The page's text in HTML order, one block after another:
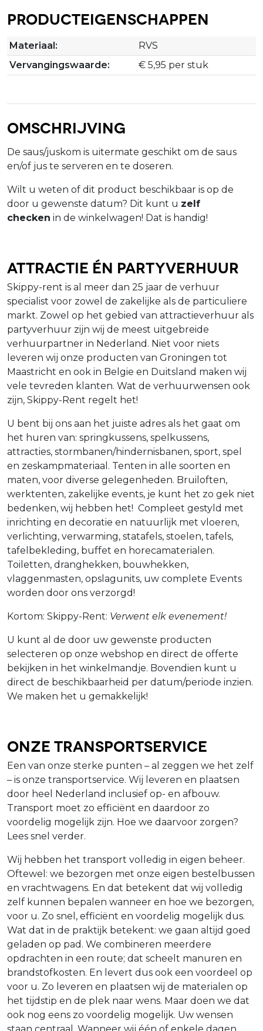
Producteigenschappen
Materiaal:
RVS
Vervangingswaarde:
€ 5,95 per stuk
Omschrijving
De saus/juskom is uitermate geschikt om de saus
en/of jus te serveren en te doseren.
Wilt u weten of dit product beschikbaar is op de
door u gewenste datum? Dit kunt u zelf
checken in de winkelwagen! Dat is handig!
Attractie én Partyverhuur
Skippy-rent is al meer dan 25 jaar de verhuur
specialist voor zowel de zakelijke als de particuliere
markt. Zowel op het gebied van attractieverhuur als
partyverhuur zijn wij de meest uitgebreide
verhuurpartner in Nederland. Niet voor niets
leveren wij onze producten van Groningen tot
Maastricht en ook in Belgie en Duitsland maken wij
vele tevreden klanten. Wat de verhuurwensen ook
zijn, Skippy-Rent regelt het!
U bent bij ons aan het juiste adres als het gaat om
het huren van: springkussens, spelkussens,
attracties, stormbanen/hindernisbanen, sport, spel
en zeskampmateriaal. Tenten in alle soorten en
maten, voor diverse gelegenheden. Bruiloften,
werktenten, zakelijke events, je kunt het zo gek niet
bedenken, wij hebben het! Compleet gestyld met
inrichting en decoratie en natuurlijk met vloeren,
verlichting, verwarming, statafels, stoelen, tafels,
tafelbekleding, buffet en horecamaterialen.
Toiletten, dranghekken, bouwhekken,
vlaggenmasten, opslagunits, uw complete Events
worden door ons verzorgd!
Kortom: Skippy-Rent: Verwent elk evenement!
U kunt al de door uw gewenste producten
selecteren op onze webshop en direct de offerte
bekijken in het winkelmandje. Bovendien kunt u
direct de beschikbaarheid per datum/periode inzien.
We maken het u gemakkelijk!
Onze Transportservice
Een van onze sterke punten – al zeggen we het zelf
– is onze transportservice. Wij leveren en plaatsen
door heel Nederland inclusief op- en afbouw.
Transport moet zo efficiënt en daardoor zo
voordelig mogelijk zijn. Hoe we daarvoor zorgen?
Lees snel verder.
Wij hebben het transport volledig in eigen beheer.
Oftewel: we bezorgen met onze eigen bestelbussen
en vrachtwagens. En dat betekent dat wij volledig
zelf kunnen bepalen wanneer en hoe we bezorgen,
voor u. Zo snel, efficiënt en voordelig mogelijk dus.
Wat dat in de praktijk betekent: we gaan altijd goed
geladen op pad. We combineren meerdere
opdrachten in een route; dat scheelt manuren en
brandstofkosten. En levert dus ook een voordeel op
voor u. Zo leveren en plaatsen wij de materialen op
het tijdstip en de plek naar wens. Maar doen we dat
ook nog eens zo voordelig mogelijk. Uw wensen
staan centraal. Wanneer wij één of enkele dagen